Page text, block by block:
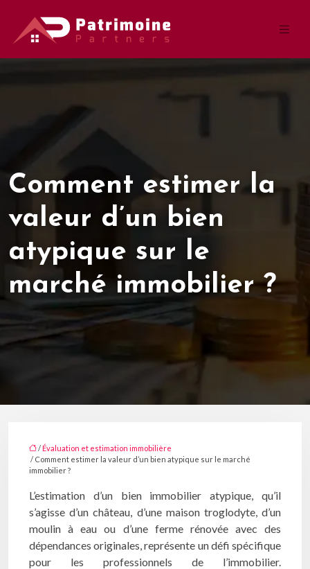
Comment estimer la
valeur d’un bien
atypique sur le
marché immobilier ?
/ Évaluation et estimation immobilière
/ Comment estimer la valeur d’un bien atypique sur le marché
immobilier ?
L’estimation d’un bien immobilier atypique, qu’il
s’agisse d’un château, d’une maison troglodyte, d’un
moulin à eau ou d’une ferme rénovée avec des
dépendances originales, représente un défi spécifique
pour les professionnels de l’immobilier.